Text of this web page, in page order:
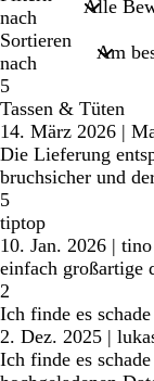
nach
Sortieren
nach
5
Tassen & Tüten
14. März 2026 |
Die Lieferung
bruchsicher und
5
tiptop
10. Jan. 2026 |
einfach großartige
2
Ich finde es schade
2. Dez. 2025 |
Ich finde es